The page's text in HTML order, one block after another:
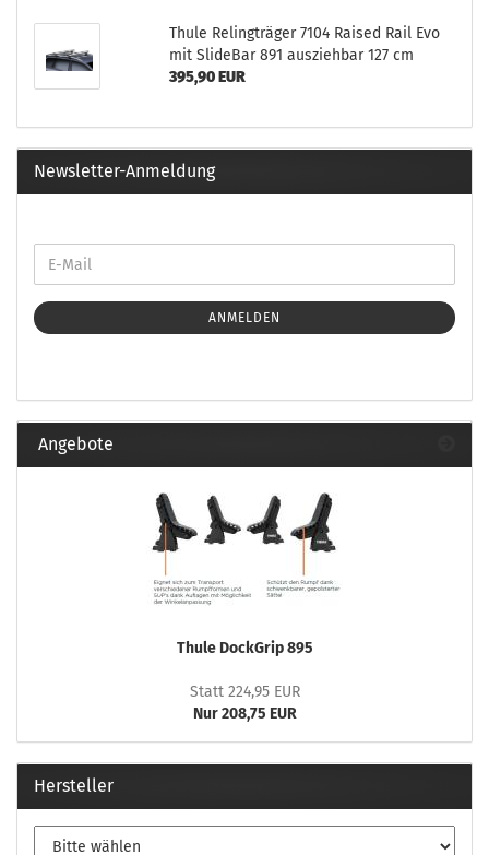
Thule Relingträger 7104 Raised Rail Evo
mit SlideBar 891 ausziehbar 127 cm
395,90 EUR
Newsletter-Anmeldung
ANMELDEN
Angebote
Thule DockGrip 895
Statt 224,95 EUR
Nur 208,75 EUR
Hersteller